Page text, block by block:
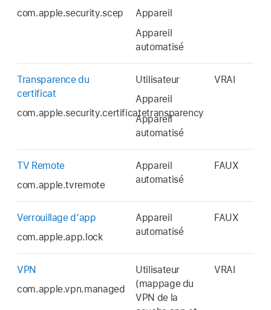
com.apple.security.scep
Appareil
Appareil
automatisé
Transparence du
certificat
com.apple.security.certificatetransparency
Utilisateur
Appareil
Appareil
automatisé
VRAI
TV Remote
com.apple.tvremote
Appareil
automatisé
FAUX
Verrouillage d‘app
com.apple.app.lock
Appareil
automatisé
FAUX
VPN
com.apple.vpn.managed
Utilisateur
(mappage du
VPN de la
VRAI